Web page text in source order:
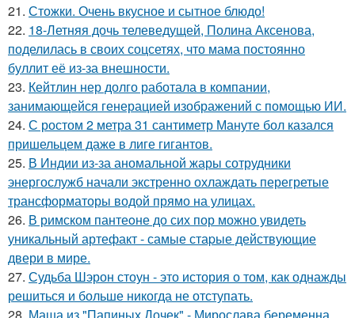
21. Стожки. Очень вкусное и сытное блюдо!
22. 18-Летняя дочь телеведущей, Полина Аксенова,
поделилась в своих соцсетях, что мама постоянно
буллит её из-за внешности.
23. Кейтлин нер долго работала в компании,
занимающейся генерацией изображений с помощью ИИ.
24. С ростом 2 метра 31 сантиметр Мануте бол казался
пришельцем даже в лиге гигантов.
25. В Индии из-за аномальной жары сотрудники
энергослужб начали экстренно охлаждать перегретые
трансформаторы водой прямо на улицах.
26. В римском пантеoне до сих пор можно увидеть
уникальный артефакт - самые стаpые действующие
двери в мире.
27. Судьба Шэрон стоун - это история о том, как однажды
решиться и больше никогда не отступать.